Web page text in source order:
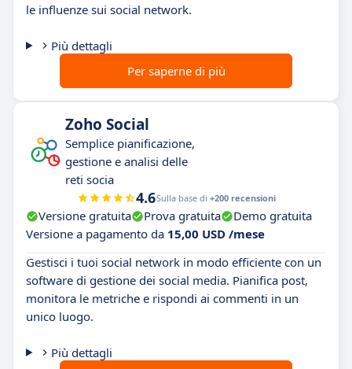
le influenze sui social network.
Più dettagli
Per saperne di più
Zoho Social
Semplice pianificazione,
gestione e analisi delle
reti socia
4.6Sulla base di +200 recensioni
Versione gratuita Prova gratuita
Demo gratuita
Versione a pagamento da 15,00 USD /mese
Gestisci i tuoi social network in modo efficiente con un
software di gestione dei social media. Pianifica post,
monitora le metriche e rispondi ai commenti in un
unico luogo.
Più dettagli